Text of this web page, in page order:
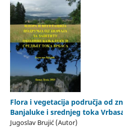
Flora i vegetacija područja od
Banjaluke i srednjeg toka
Jugoslav Brujić (Autor)